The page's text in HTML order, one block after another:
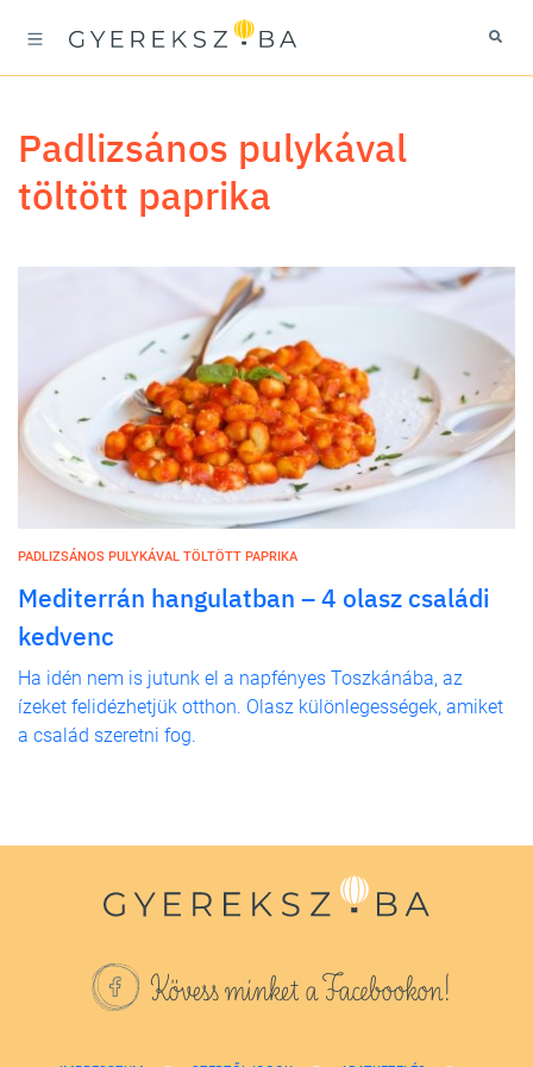
Padlizsános pulykával
töltött paprika
PADLIZSÁNOS PULYKÁVAL TÖLTÖTT PAPRIKA
Mediterrán hangulatban – 4 olasz családi
kedvenc
Ha idén nem is jutunk el a napfényes Toszkánába, az
ízeket felidézhetjük otthon. Olasz különlegességek, amiket
a család szeretni fog.
Kövess minket a Facebookon!